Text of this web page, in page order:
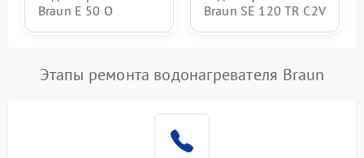
Braun E 50 O
Braun SE 120 TR C2V
Этапы ремонта водонагревателя Braun